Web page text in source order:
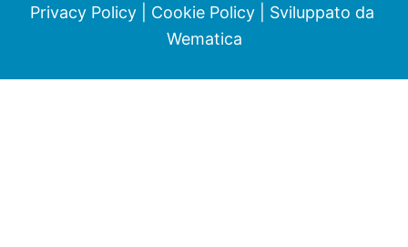
Privacy Policy| Cookie Policy| Sviluppato da
Wematica